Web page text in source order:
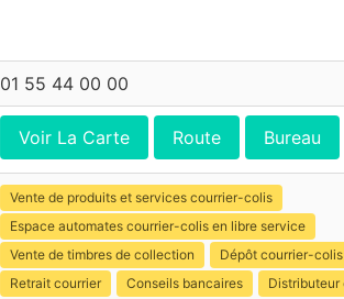
01 55 44 00 00
Voir La Carte Route Bureau
Vente de produits et services courrier-colis
Espace automates courrier-colis en libre service
Vente de timbres de collection
Dépôt courrier-colis
Retrait courrier
Conseils bancaires
Distributeur